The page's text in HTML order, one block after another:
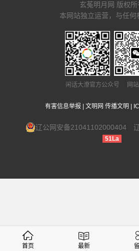
玄菟明月网 版权所
本网站独立运营，与任何
闲话大潦官方公众号 网
有害信息举报 文明网 传播文明
辽公网安备21041102000404
51La
首页 最新